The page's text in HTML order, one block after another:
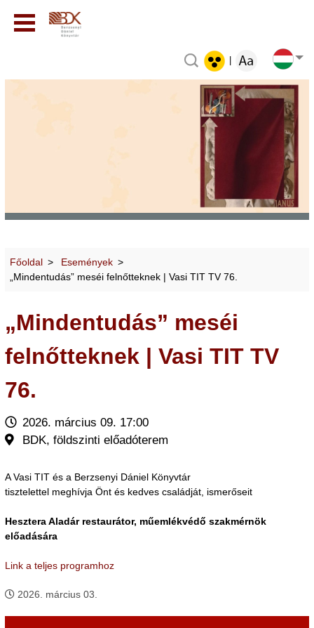
Főoldal
Események
„Mindentudás” meséi felnőtteknek | Vasi TIT TV 76.
„Mindentudás” meséi
felnőtteknek | Vasi TIT TV
76.
2026. március 09. 17:00
BDK, földszinti előadóterem
A Vasi TIT és a Berzsenyi Dániel Könyvtár
tisztelettel meghívja Önt és kedves családját, ismerőseit
Hesztera Aladár restaurátor, műemlékvédő szakmérnök
előadására
Link a teljes programhoz
2026. március 03.